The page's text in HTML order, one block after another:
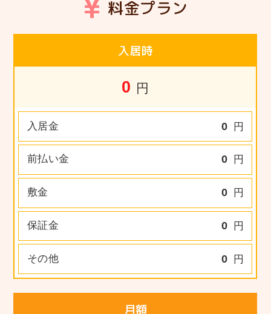
料金プラン
入居時
0 円
入居金 0 円
前払い金 0 円
敷金 0 円
保証金 0 円
その他 0 円
月額